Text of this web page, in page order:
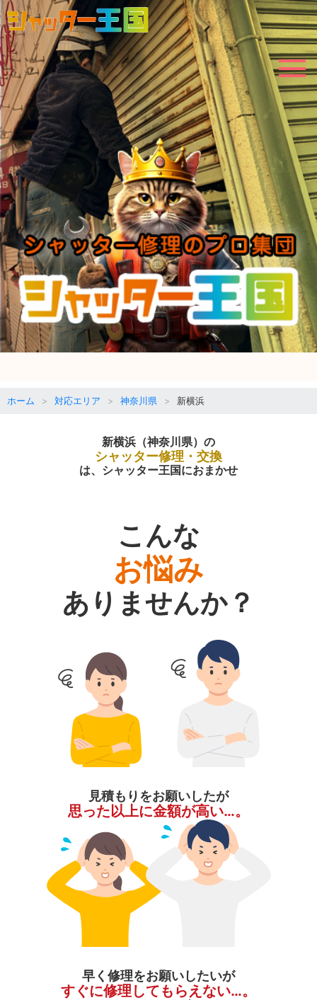
ホーム 対応エリア 神奈川県 新横浜
新横浜（神奈川県）の
シャッター修理・交換
は、シャッター王国におまかせ
こんな
お悩み
ありませんか？
見積もりをお願いしたが
思った以上に金額が高い…。
早く修理をお願いしたいが
すぐに修理してもらえない…。